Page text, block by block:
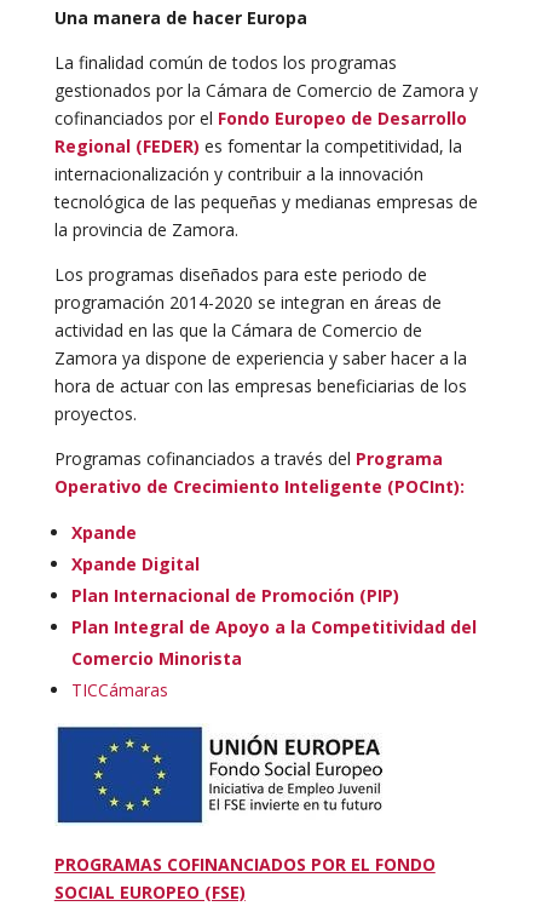
Una manera de hacer Europa
La finalidad común de todos los programas
gestionados por la Cámara de Comercio de Zamora y
cofinanciados por el Fondo Europeo de Desarrollo
Regional (FEDER) es fomentar la competitividad, la
internacionalización y contribuir a la innovación
tecnológica de las pequeñas y medianas empresas de
la provincia de Zamora.
Los programas diseñados para este periodo de
programación 2014-2020 se integran en áreas de
actividad en las que la Cámara de Comercio de
Zamora ya dispone de experiencia y saber hacer a la
hora de actuar con las empresas beneficiarias de los
proyectos.
Programas cofinanciados a través del Programa
Operativo de Crecimiento Inteligente (POCInt):
Xpande
Xpande Digital
Plan Internacional de Promoción (PIP)
Plan Integral de Apoyo a la Competitividad del
Comercio Minorista
TICCámaras
PROGRAMAS COFINANCIADOS POR EL FONDO
SOCIAL EUROPEO (FSE)